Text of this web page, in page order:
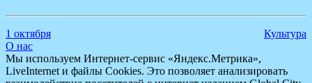
1 октября
Культура
О нас
Мы используем Интернет-сервис «Яндекс.Метрика»,
LiveInternet и файлы Cookies. Это позволяет анализировать